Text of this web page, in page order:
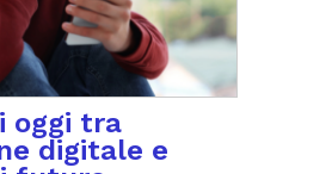
oggi tra
digitale e